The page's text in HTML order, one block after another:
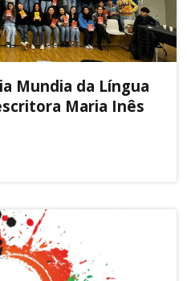
Mundia da Língua
Maria Inês